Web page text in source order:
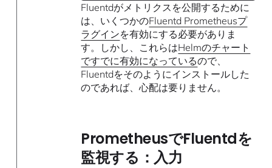
Fluentdがメトリクスを公開するために
は、いくつかのFluentd Prometheusプ
ラグインを有効にする必要がありま
す。しかし、これらはHelmのチャート
ですでに有効になっているので、
Fluentdをそのようにインストールした
のであれば、心配は要りません。
PrometheusでFluentdを
監視する：入力